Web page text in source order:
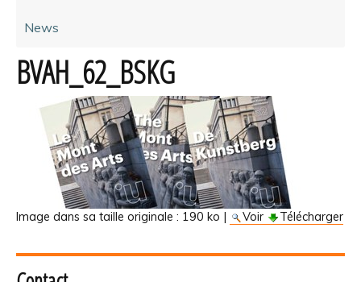
News
BVAH_62_BSKG
Image dans sa taille originale : 190 ko | Voir Télécharger